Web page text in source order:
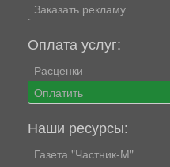
Заказать рекламу
Оплата услуг:
Расценки
Оплатить
Наши ресурсы:
Газета "Частник-М"